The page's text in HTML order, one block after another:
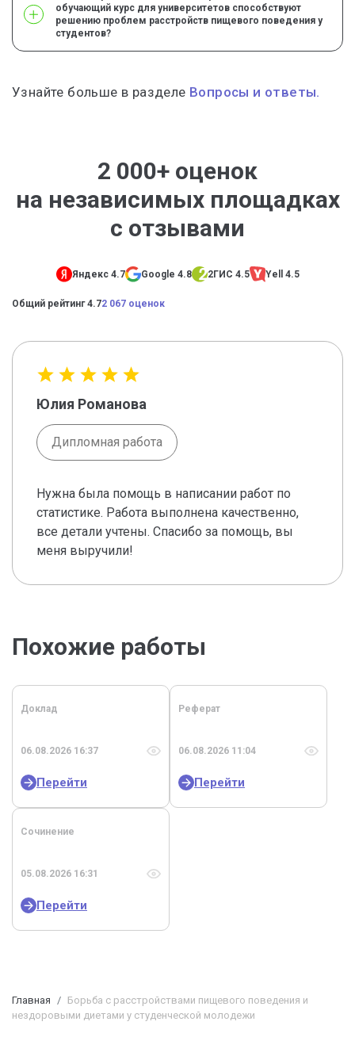
обучающий курс для университетов способствуют
решению проблем расстройств пищевого поведения у
студентов?
Узнайте больше в разделе Вопросы и ответы.
2 000+ оценок
на независимых площадках
с отзывами
Яндекс 4.7 Google 4.8 2ГИС 4.5 Yell 4.5
Общий рейтинг 4.72 067 оценок
Юлия Романова
Дипломная работа
Нужна была помощь в написании работ по
статистике. Работа выполнена качественно,
все детали учтены. Спасибо за помощь, вы
меня выручили!
Похожие работы
Доклад
06.08.2026 16:37
Перейти
Реферат
06.08.2026 11:04
Перейти
Сочинение
05.08.2026 16:31
Перейти
Главная
Борьба с расстройствами пищевого поведения и
нездоровыми диетами у студенческой молодежи